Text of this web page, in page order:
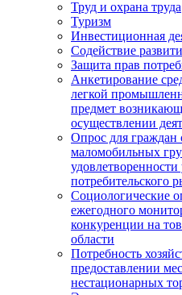
Труд и охрана труда
Туризм
Инвестиционная
Содействие
Защита прав
Анкетирование
легкой
предмет
осуществлении
Опрос для граждан
маломобильных
потребительского
Социологические
ежегодного
конкуренции на
области
Потребность
предоставлении
нестационарных